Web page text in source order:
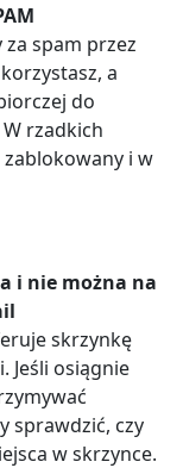
spam przez
a
do
rzadkich
i w
i nie można na
skrzynkę
Jeśli osiągnie
sprawdzić, czy
w skrzynce.